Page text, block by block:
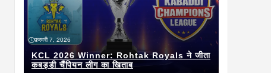
फ़रवरी 7, 2026
KCL 2026 Winner: Rohtak Royals ने जीता
कबड्डी चैंपियन लीग का खिताब